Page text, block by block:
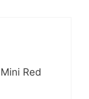
Red